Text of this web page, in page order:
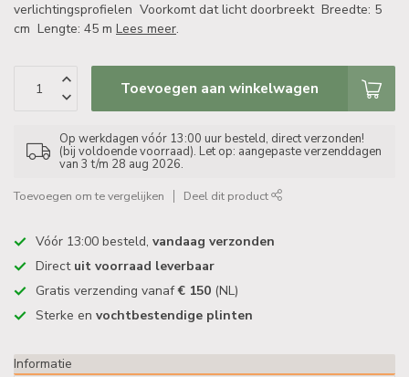
verlichtingsprofielen Voorkomt dat licht doorbreekt Breedte: 5
cm Lengte: 45 m Lees meer.
Toevoegen aan winkelwagen
Op werkdagen vóór 13:00 uur besteld, direct verzonden!
(bij voldoende voorraad). Let op: aangepaste verzenddagen
van 3 t/m 28 aug 2026.
Toevoegen om te vergelijken Deel dit product
Vóór 13:00 besteld, vandaag verzonden
Direct uit voorraad leverbaar
Gratis verzending vanaf€ 150 (NL)
Sterke en vochtbestendige plinten
Informatie